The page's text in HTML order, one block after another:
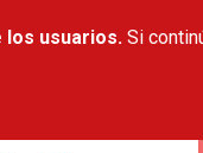
los usuarios. Si